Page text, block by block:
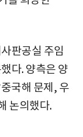
판공실 주임
다. 양측은 양
국해 문제, 우
논의했다.